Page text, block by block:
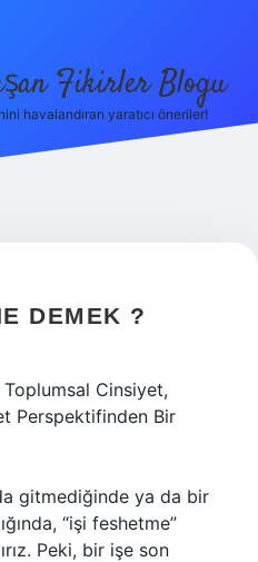
Fikirler Blogu
havalandıran yaratıcı öneriler!
DEMEK ?
Cinsiyet,
Perspektifinden Bir
gitmediğinde ya da bir
“işi feshetme”
Peki, bir işe son